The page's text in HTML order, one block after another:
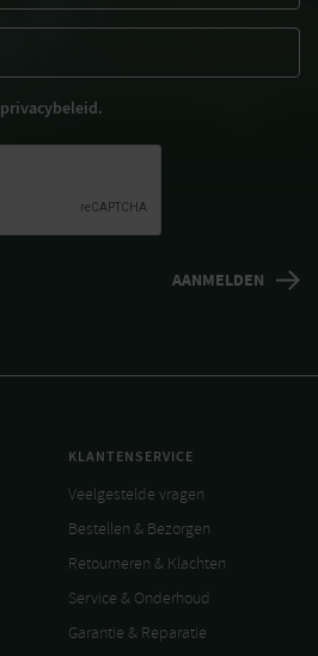
privacybeleid.
KLANTENSERVICE
Veelgestelde vragen
Bestellen & Bezorgen
Retourneren & Klachten
Service & Onderhoud
Garantie & Reparatie